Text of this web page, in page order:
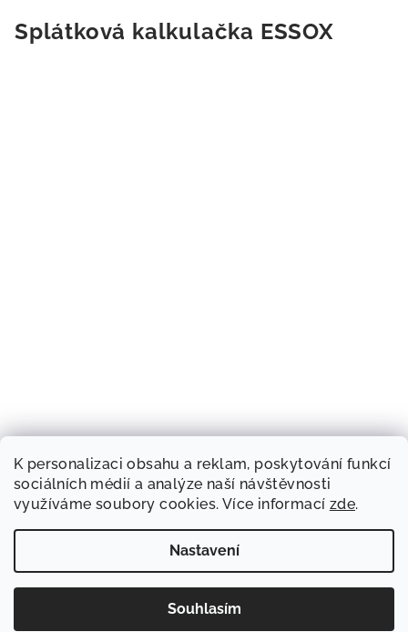
K personalizaci obsahu a reklam, poskytování funkcí
sociálních médií a analýze naší návštěvnosti
využíváme soubory cookies. Více informací zde.
Nastavení
Souhlasím
Splátková kalkulačka ESSOX